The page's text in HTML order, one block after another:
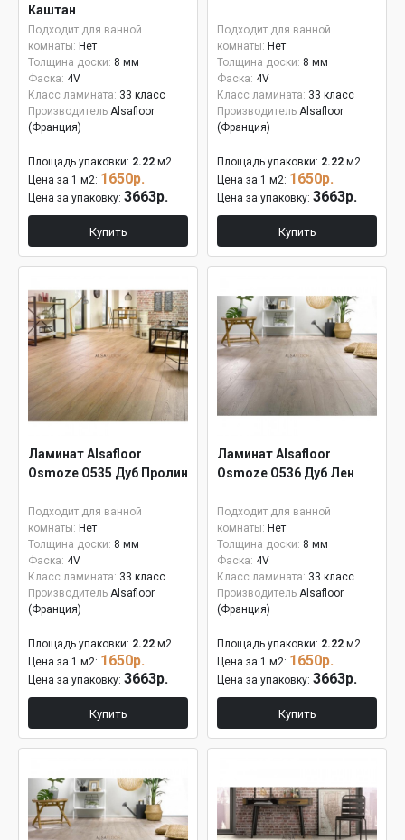
Каштан
Подходит для ванной
комнаты: Нет
Толщина доски: 8 мм
Фаска: 4V
Класс ламината: 33 класс
Производитель Alsafloor
(Франция)
Площадь упаковки: 2.22 м2
Цена за 1 м2: 1650р.
Цена за упаковку: 3663р.
Купить
Подходит для ванной
комнаты: Нет
Толщина доски: 8 мм
Фаска: 4V
Класс ламината: 33 класс
Производитель Alsafloor
(Франция)
Площадь упаковки: 2.22 м2
Цена за 1 м2: 1650р.
Цена за упаковку: 3663р.
Купить
Ламинат Alsafloor
Osmoze O535 Дуб Пролин
Подходит для ванной
комнаты: Нет
Толщина доски: 8 мм
Фаска: 4V
Класс ламината: 33 класс
Производитель Alsafloor
(Франция)
Площадь упаковки: 2.22 м2
Цена за 1 м2: 1650р.
Цена за упаковку: 3663р.
Купить
Ламинат Alsafloor
Osmoze O536 Дуб Лен
Подходит для ванной
комнаты: Нет
Толщина доски: 8 мм
Фаска: 4V
Класс ламината: 33 класс
Производитель Alsafloor
(Франция)
Площадь упаковки: 2.22 м2
Цена за 1 м2: 1650р.
Цена за упаковку: 3663р.
Купить